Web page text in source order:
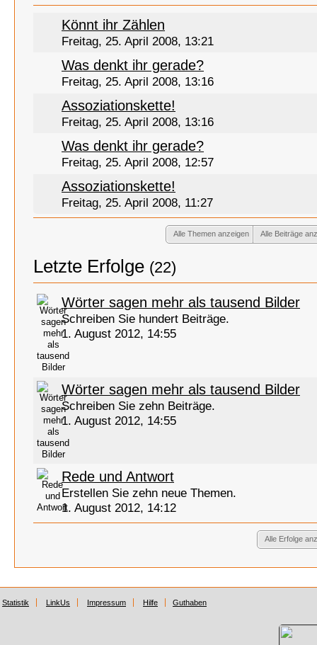
Könnt ihr Zählen
Freitag, 25. April 2008, 13:21
Was denkt ihr gerade?
Freitag, 25. April 2008, 13:16
Assoziationskette!
Freitag, 25. April 2008, 13:16
Was denkt ihr gerade?
Freitag, 25. April 2008, 12:57
Assoziationskette!
Freitag, 25. April 2008, 11:27
Alle Beiträge
Alle Themen anzeigen
Letzte Erfolge (22)
Wörter sagen mehr als tausend Bilder
Schreiben Sie hundert Beiträge.
1. August 2012, 14:55
Wörter sagen mehr als tausend Bilder
Schreiben Sie zehn Beiträge.
1. August 2012, 14:55
Rede und Antwort
Erstellen Sie zehn neue Themen.
1. August 2012, 14:12
Alle Erfolge
Statistik LinkUs Impressum Hilfe Guthaben